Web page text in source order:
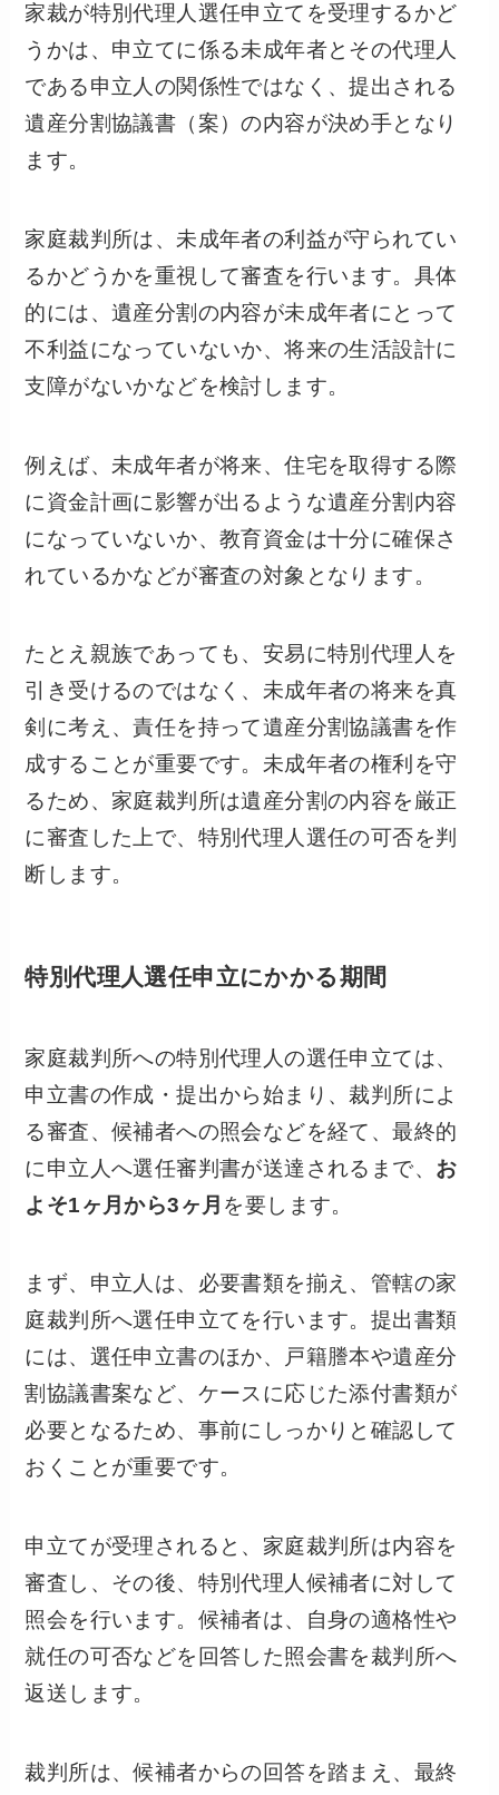
家裁が特別代理人選任申立てを受理するかど
うかは、申立てに係る未成年者とその代理人
である申立人の関係性ではなく、提出される
遺産分割協議書（案）の内容が決め手となり
ます。
家庭裁判所は、未成年者の利益が守られてい
るかどうかを重視して審査を行います。 具体
的には、遺産分割の内容が未成年者にとって
不利益になっていないか、将来の生活設計に
支障がないかなどを検討します。
例えば、未成年者が将来、住宅を取得する際
に資金計画に影響が出るような遺産分割内容
になっていないか、教育資金は十分に確保さ
れているかなどが審査の対象となります。
たとえ親族であっても、安易に特別代理人を
引き受けるのではなく、未成年者の将来を真
剣に考え、責任を持って遺産分割協議書を作
成することが重要です。未成年者の権利を守
るため、家庭裁判所は遺産分割の内容を厳正
に審査した上で、特別代理人選任の可否を判
断します。
特別代理人選任申立にかかる期間
家庭裁判所への特別代理人の選任申立ては、
申立書の作成・提出から始まり、裁判所によ
る審査、候補者への照会などを経て、最終的
に申立人へ選任審判書が送達されるまで、 お
よそ1ヶ月から3ヶ月 を要します。
まず、申立人は、必要書類を揃え、管轄の家
庭裁判所へ選任申立てを行います。提出書類
には、選任申立書のほか、戸籍謄本や遺産分
割協議書案など、ケースに応じた添付書類が
必要となるため、事前にしっかりと確認して
おくことが重要です。
申立てが受理されると、家庭裁判所は内容を
審査し、その後、特別代理人候補者に対して
照会を行います。候補者は、自身の適格性や
就任の可否などを回答した照会書を裁判所へ
返送します。
裁判所は、候補者からの回答を踏まえ、最終